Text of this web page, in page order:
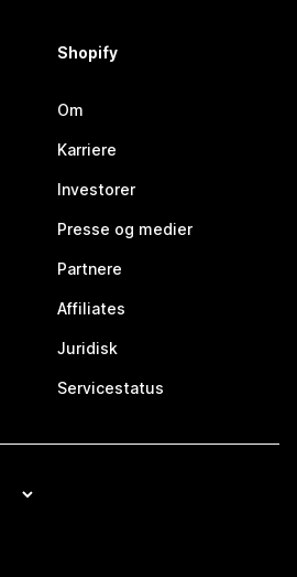
Shopify
Om
Karriere
Investorer
Presse og medier
Partnere
Affiliates
Juridisk
Servicestatus